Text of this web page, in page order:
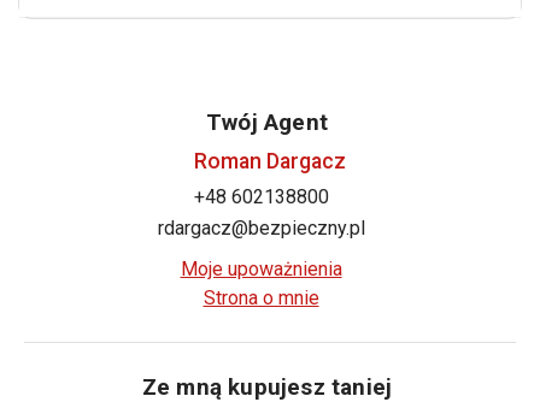
Twój Agent
Roman Dargacz
+48 602138800
rdargacz@bezpieczny.pl
Moje upoważnienia
Strona o mnie
Ze mną kupujesz taniej